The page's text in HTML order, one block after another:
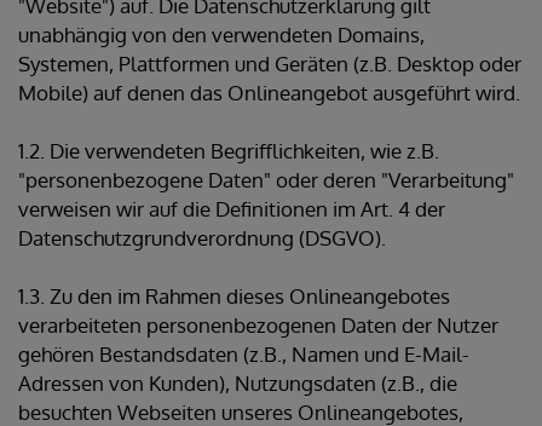
"Website") auf. Die Datenschutzerklärung gilt
unabhängig von den verwendeten Domains,
Systemen, Plattformen und Geräten (z.B. Desktop oder
Mobile) auf denen das Onlineangebot ausgeführt wird.
1.2. Die verwendeten Begrifflichkeiten, wie z.B.
"personenbezogene Daten" oder deren "Verarbeitung"
verweisen wir auf die Definitionen im Art. 4 der
Datenschutzgrundverordnung (DSGVO).
1.3. Zu den im Rahmen dieses Onlineangebotes
verarbeiteten personenbezogenen Daten der Nutzer
gehören Bestandsdaten (z.B., Namen und E-Mail-
Adressen von Kunden), Nutzungsdaten (z.B., die
besuchten Webseiten unseres Onlineangebotes,